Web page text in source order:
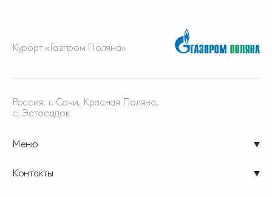
Курорт «Газпром Поляна»
Меню
Россия, г. Сочи, Красная Поляна,
с. Эстосадок
Контакты